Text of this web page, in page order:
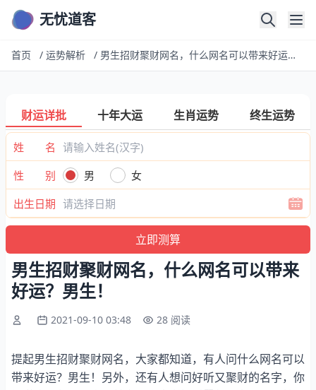
无忧道客
首页 / 运势解析 / 男生招财聚财网名，什么网名可以带来好运？男生！
财运详批 十年大运 生肖运势 终生运势
姓 名
性 别
男
女
出生日期
男生招财聚财网名，什么网名可以带来
好运？男生！
2021-09-10 03:48 28 阅读
提起男生招财聚财网名，大家都知道，有人问什么网名可以
带来好运？男生！另外，还有人想问好听又聚财的名字，你